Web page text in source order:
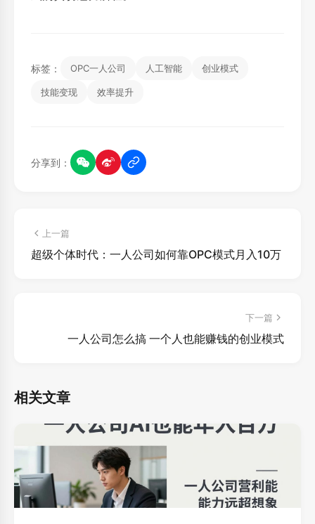
标签： OPC一人公司 人工智能 创业模式
技能变现 效率提升
分享到：
上一篇
超级个体时代：一人公司如何靠OPC模式月入10万
下一篇
一人公司怎么搞 一个人也能赚钱的创业模式
相关文章